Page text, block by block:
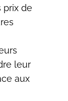
prix de
leur
aux